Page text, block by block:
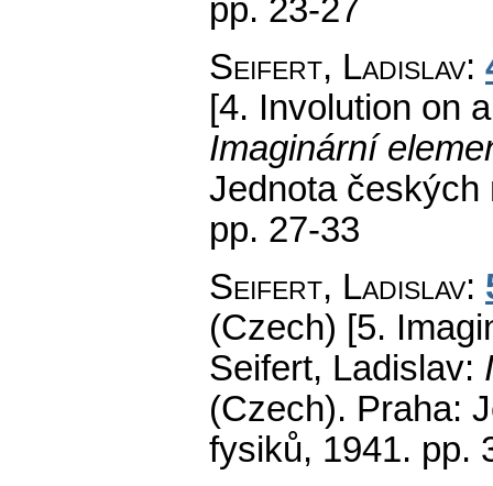
pp. 23-27
Seifert, Ladislav:
[4. Involution on
Imaginární
Jednota českých
pp. 27-33
Seifert, Ladislav:
(Czech) [5.
Seifert, Ladislav:
(Czech). Praha:
fysiků, 1941. pp.